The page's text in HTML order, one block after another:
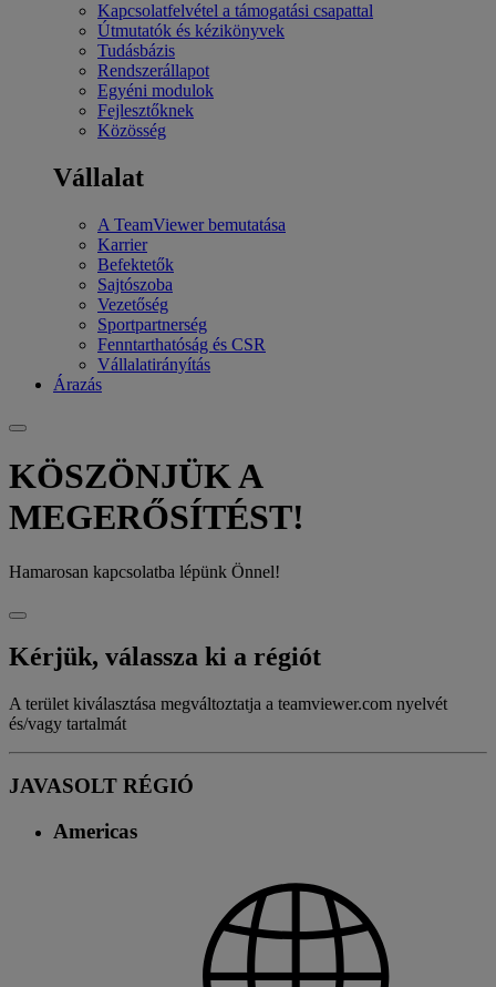
Kapcsolatfelvétel a támogatási csapattal
Útmutatók és kézikönyvek
Tudásbázis
Rendszerállapot
Egyéni modulok
Fejlesztőknek
Közösség
Vállalat
A TeamViewer bemutatása
Karrier
Befektetők
Sajtószoba
Vezetőség
Sportpartnerség
Fenntarthatóság és CSR
Vállalatirányítás
Árazás
KÖSZÖNJÜK A
MEGERŐSÍTÉST!
Hamarosan kapcsolatba lépünk Önnel!
Kérjük, válassza ki a régiót
A terület kiválasztása megváltoztatja a teamviewer.com nyelvét
és/vagy tartalmát
JAVASOLT RÉGIÓ
Americas